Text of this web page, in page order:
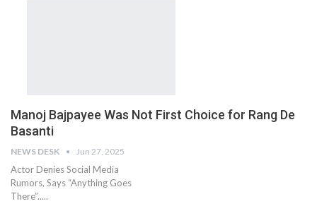
Manoj Bajpayee Was Not First Choice for Rang De
Basanti
NEWS DESK Jun 27, 2025
Actor Denies Social Media
Rumors, Says “Anything Goes
There”.....